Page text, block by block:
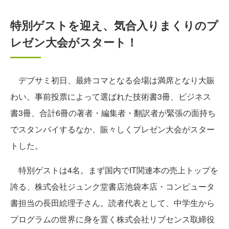
特別ゲストを迎え、気合入りまくりのプ
レゼン大会がスタート！
デブサミ初日、最終コマとなる会場は満席となり大賑
わい。事前投票によって選ばれた技術書3冊、ビジネス
書3冊、合計6冊の著者・編集者・翻訳者が緊張の面持ち
でスタンバイするなか、賑々しくプレゼン大会がスター
トした。
特別ゲストは4名。まず国内でIT関連本の売上トップを
誇る、株式会社ジュンク堂書店池袋本店・コンピュータ
書担当の長田絵理子さん。読者代表として、中学生から
プログラムの世界に身を置く株式会社リブセンス取締役